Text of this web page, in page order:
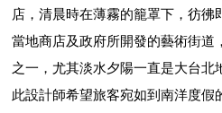
店，清晨時在薄霧的籠罩下，彷彿
當地商店及政府所開發的藝術街道
之一，尤其淡水夕陽一直是大台北
此設計師希望旅客宛如到南洋度假